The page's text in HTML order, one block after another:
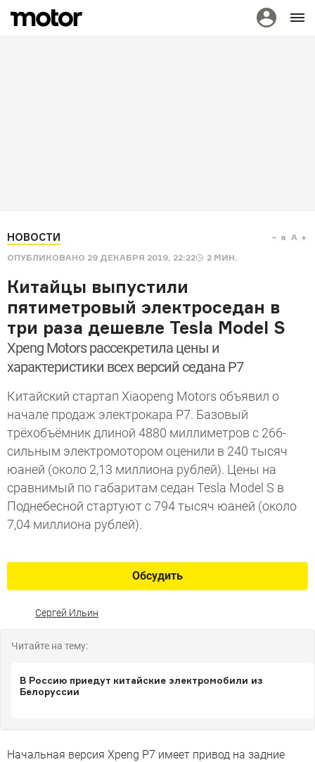
НОВОСТИ
ОПУБЛИКОВАНО 29 ДЕКАБРЯ 2019, 22:22 2 МИН.
a A
Китайцы выпустили
пятиметровый электроседан в
три раза дешевле Tesla Model S
Xpeng Motors рассекретила цены и
характеристики всех версий седана P7
Китайский стартап Xiaopeng Motors объявил о
начале продаж электрокара P7. Базовый
трёхобъёмник длиной 4880 миллиметров с 266-
сильным электромотором оценили в 240 тысяч
юаней (около 2,13 миллиона рублей). Цены на
сравнимый по габаритам седан Tesla Model S в
Поднебесной стартуют с 794 тысяч юаней (около
7,04 миллиона рублей).
Обсудить
Сергей Ильин
Читайте на тему:
В Россию приедут китайские электромобили из
Белоруссии
Начальная версия Xpeng P7 имеет привод на задние